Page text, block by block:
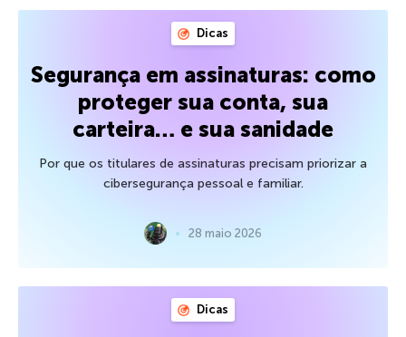
Dicas
Segurança em assinaturas: como
proteger sua conta, sua
carteira… e sua sanidade
Por que os titulares de assinaturas precisam priorizar a
cibersegurança pessoal e familiar.
28 maio 2026
Dicas